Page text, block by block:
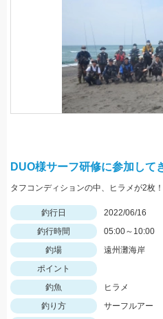
DUO様サーフ研修に参加して
釣行日
2022/06/16
釣行時間
05:00～10:00
釣場
遠州灘海岸
ポイント
釣魚
ヒラメ
釣り方
サーフルアー